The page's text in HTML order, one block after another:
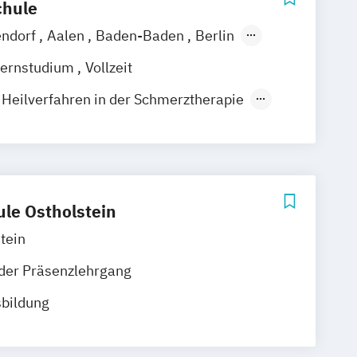
Aalen Baden-Baden
Berlin
Hamburg
Hannover
Wiesbaden Regenstauf
Kiel Stein / Nürnberg Wuppertal
Vollzeit
in der Schmerztherapie
Ostholstein
Präsenzlehrgang